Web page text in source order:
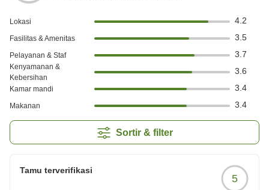
Lokasi 4.2
Fasilitas & Amenitas 3.5
Pelayanan & Staf 3.7
Kenyamanan &
Kebersihan
3.6
Kamar mandi 3.4
Makanan 3.4
Sortir & filter
Tamu terverifikasi
5